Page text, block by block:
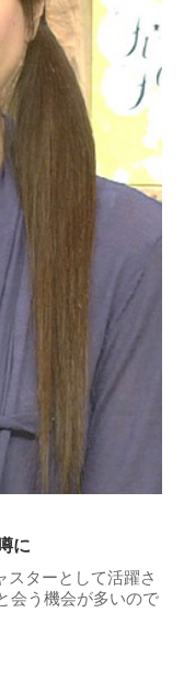
に
スターとして活躍さ
会う機会が多いので